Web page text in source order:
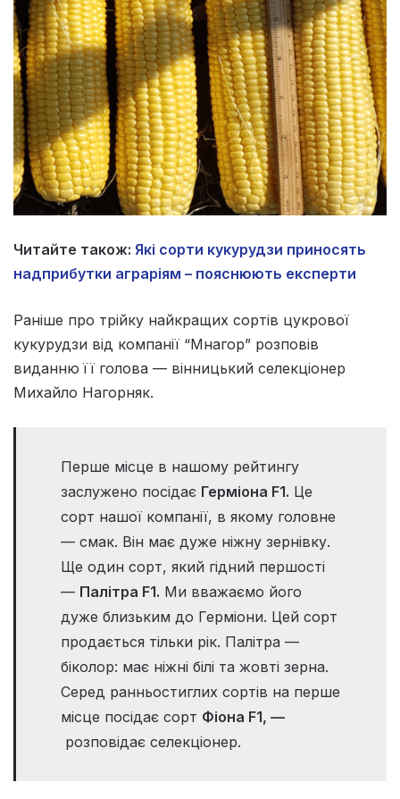
Читайте також: Які сорти кукурудзи приносять
надприбутки аграріям – пояснюють експерти
Раніше про трійку найкращих сортів цукрової
кукурудзи від компанії “Мнагор” розповів
виданню її голова — вінницький селекціонер
Михайло Нагорняк.
Перше місце в нашому рейтингу
заслужено посідає Герміона F1. Це
сорт нашої компанії, в якому головне
— смак. Він має дуже ніжну зернівку.
Ще один сорт, який гідний першості
— Палітра F1. Ми вважаємо його
дуже близьким до Герміони. Цей сорт
продається тільки рік. Палітра —
біколор: має ніжні білі та жовті зерна.
Серед ранньостиглих сортів на перше
місце посідає сорт Фіона F1, —
розповідає селекціонер.